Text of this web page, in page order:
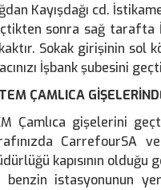
Kayışdağı cd.
sonra sağ tarafta
Sokak girişinin sol
İşbank şubesini
ÇAMLICA
Çamlıca gişelerini
CarrefourSA
kapısının olduğu
benzin istasyonunun